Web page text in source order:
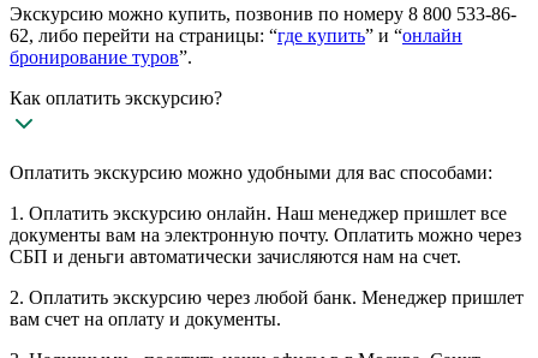
Экскурсию можно купить, позвонив по номеру 8 800 533-86-
62, либо перейти на страницы: “где купить” и “онлайн
бронирование туров”.
Как оплатить экскурсию?
Оплатить экскурсию можно удобными для вас способами:
1. Оплатить экскурсию онлайн. Наш менеджер пришлет все
документы вам на электронную почту. Оплатить можно через
СБП и деньги автоматически зачисляются нам на счет.
2. Оплатить экскурсию через любой банк. Менеджер пришлет
вам счет на оплату и документы.